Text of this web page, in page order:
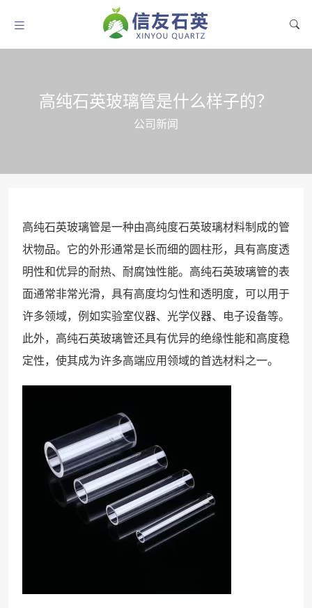
高纯石英玻璃管是什么样子的？
公司新闻
高纯石英玻璃管是一种由高纯度石英玻璃材料制成的管
状物品。它的外形通常是长而细的圆柱形，具有高度透
明性和优异的耐热、耐腐蚀性能。高纯石英玻璃管的表
面通常非常光滑，具有高度均匀性和透明度，可以用于
许多领域，例如实验室仪器、光学仪器、电子设备等。
此外，高纯石英玻璃管还具有优异的绝缘性能和高度稳
定性，使其成为许多高端应用领域的首选材料之一。